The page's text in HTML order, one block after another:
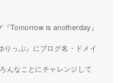
Tomorrow is anotherday』
っぷ』にブログ名・ドメイ
んなことにチャレンジして